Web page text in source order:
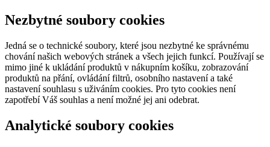
Nezbytné soubory cookies
Jedná se o technické soubory, které jsou nezbytné ke správnému
chování našich webových stránek a všech jejich funkcí. Používají se
mimo jiné k ukládání produktů v nákupním košíku, zobrazování
produktů na přání, ovládání filtrů, osobního nastavení a také
nastavení souhlasu s uživáním cookies. Pro tyto cookies není
zapotřebí Váš souhlas a není možné jej ani odebrat.
Analytické soubory cookies